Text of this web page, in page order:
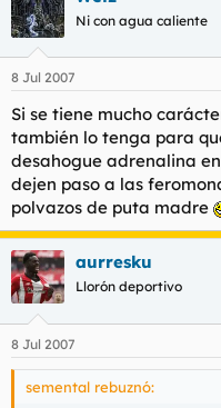
Ni con agua caliente
8 Jul 2007
Si se tiene mucho
también lo tenga para
desahogue adrenalina
dejen paso a las
polvazos de puta madre
aurresku
Llorón deportivo
8 Jul 2007
semental rebuznó: